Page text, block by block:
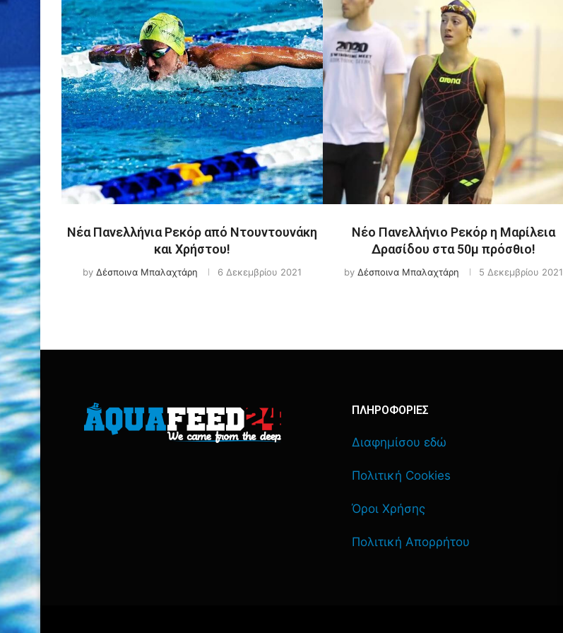
Νέα Πανελλήνια Ρεκόρ από Ντουντουνάκη
και Χρήστου!
by Δέσποινα Μπαλαχτάρη 6 Δεκεμβρίου 2021
Νέο Πανελλήνιο Ρεκόρ η Μαρίλεια
Δρασίδου στα 50μ πρόσθιο!
by Δέσποινα Μπαλαχτάρη 5 Δεκεμβρίου 2021
ΠΛΗΡΟΦΟΡΙΕΣ
Διαφημίσου εδώ
Πολιτική Cookies
Όροι Χρήσης
Πολιτική Απορρήτου